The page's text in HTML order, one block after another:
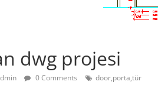
dwg projesi
0 Comments door,porta,tür